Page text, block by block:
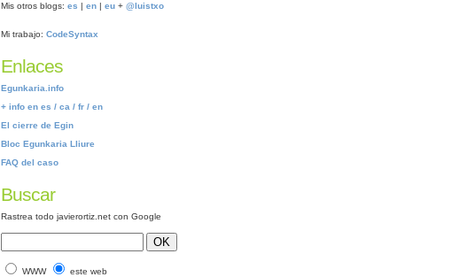
Mis otros blogs: es | en | eu + @luistxo
Mi trabajo: CodeSyntax
Enlaces
Egunkaria.info
+ info en es / ca / fr / en
El cierre de Egin
Bloc Egunkaria Lliure
FAQ del caso
Buscar
Rastrea todo javierortiz.net con Google
WWW este web